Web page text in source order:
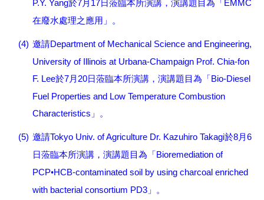
P.Y. Yang於7月 17日蒞臨本所演講，演講題目為「 EMMC
在廢水處理之應用」。
(4) 邀請Department of Mechanical Science and Engineering,
University of Illinois at Urbana-Champaign Prof. Chia-fon
F. Lee於7月 20日蒞臨本所演講，演講題目為「 Bio-Diesel
Fuel Properties and Low Temperature Combustion
Characteristics 」。
(5) 邀請Tokyo Univ. of Agriculture Dr. Kazuhiro Takagi於8月 6
日蒞臨本所演講，演講題目為「 Bioremediation of
PCP•HCB-contaminated soil by using charcoal enriched
with bacterial consortium PD3 」。